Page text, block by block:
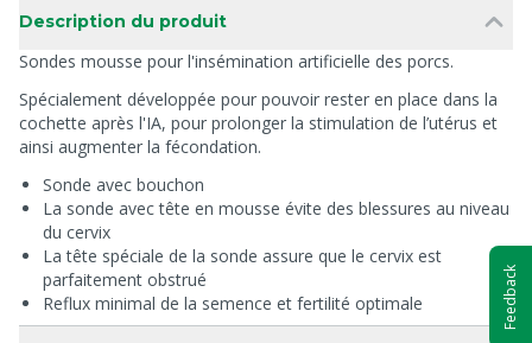
Description du produit
Sondes mousse pour l'insémination artificielle des porcs.
Spécialement développée pour pouvoir rester en place dans la
cochette après l'IA, pour prolonger la stimulation de l’utérus et
ainsi augmenter la fécondation.
Sonde avec bouchon
La sonde avec tête en mousse évite des blessures au niveau
du cervix
La tête spéciale de la sonde assure que le cervix est
parfaitement obstrué
Reflux minimal de la semence et fertilité optimale
Feedback